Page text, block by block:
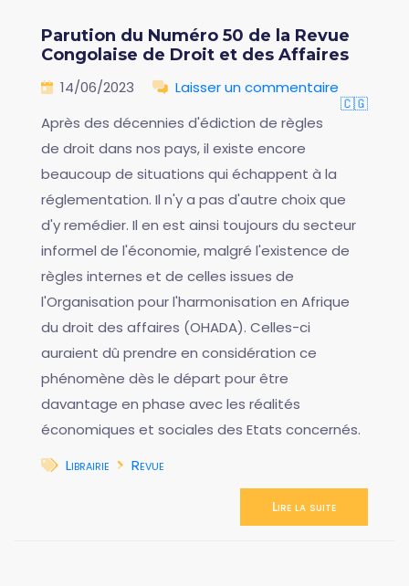
Parution du Numéro 50 de la Revue
Congolaise de Droit et des Affaires
14/06/2023
Laisser un commentaire
🇨🇬
Après des décennies d'édiction de règles
de droit dans nos pays, il existe encore
beaucoup de situations qui échappent à la
réglementation. Il n'y a pas d'autre choix que
d'y remédier. Il en est ainsi toujours du secteur
informel de l'économie, malgré l'existence de
règles internes et de celles issues de
l'Organisation pour l'harmonisation en Afrique
du droit des affaires (OHADA). Celles-ci
auraient dû prendre en considération ce
phénomène dès le départ pour être
davantage en phase avec les réalités
économiques et sociales des Etats concernés.
Librairie
Revue
Lire la suite